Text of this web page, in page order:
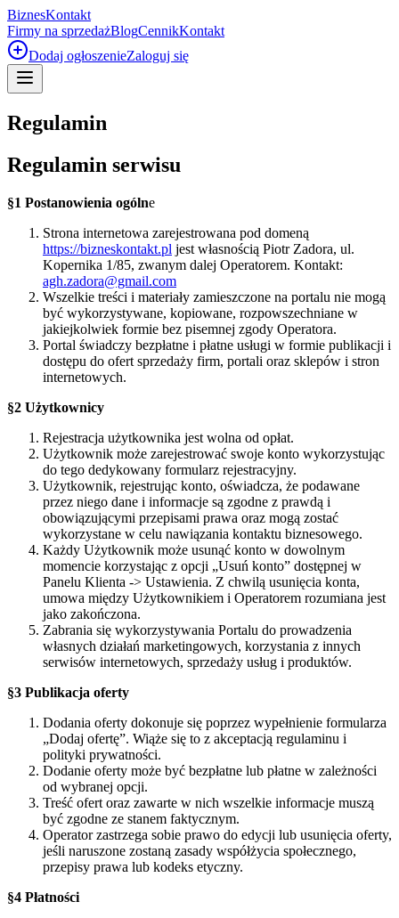
BiznesKontakt
Firmy na sprzedażBlogCennikKontakt
Dodaj ogłoszenieZaloguj się
Regulamin
Regulamin serwisu
§1 Postanowienia ogólne
Strona internetowa zarejestrowana pod domeną
https://bizneskontakt.pl jest własnością Piotr Zadora, ul.
Kopernika 1/85, zwanym dalej Operatorem. Kontakt:
agh.zadora@gmail.com
Wszelkie treści i materiały zamieszczone na portalu nie mogą
być wykorzystywane, kopiowane, rozpowszechniane w
jakiejkolwiek formie bez pisemnej zgody Operatora.
Portal świadczy bezpłatne i płatne usługi w formie publikacji i
dostępu do ofert sprzedaży firm, portali oraz sklepów i stron
internetowych.
§2 Użytkownicy
Rejestracja użytkownika jest wolna od opłat.
Użytkownik może zarejestrować swoje konto wykorzystując
do tego dedykowany formularz rejestracyjny.
Użytkownik, rejestrując konto, oświadcza, że podawane
przez niego dane i informacje są zgodne z prawdą i
obowiązującymi przepisami prawa oraz mogą zostać
wykorzystane w celu nawiązania kontaktu biznesowego.
Każdy Użytkownik może usunąć konto w dowolnym
momencie korzystając z opcji „Usuń konto” dostępnej w
Panelu Klienta -> Ustawienia. Z chwilą usunięcia konta,
umowa między Użytkownikiem i Operatorem rozumiana jest
jako zakończona.
Zabrania się wykorzystywania Portalu do prowadzenia
własnych działań marketingowych, korzystania z innych
serwisów internetowych, sprzedaży usług i produktów.
§3 Publikacja oferty
Dodania oferty dokonuje się poprzez wypełnienie formularza
„Dodaj ofertę”. Wiąże się to z akceptacją regulaminu i
polityki prywatności.
Dodanie oferty może być bezpłatne lub płatne w zależności
od wybranej opcji.
Treść ofert oraz zawarte w nich wszelkie informacje muszą
być zgodne ze stanem faktycznym.
Operator zastrzega sobie prawo do edycji lub usunięcia oferty,
jeśli naruszone zostaną zasady współżycia społecznego,
przepisy prawa lub kodeks etyczny.
§4 Płatności